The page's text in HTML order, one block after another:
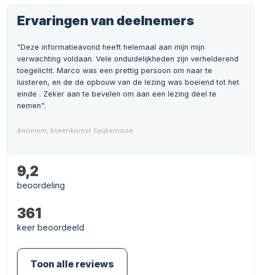
Ervaringen van deelnemers
"Deze informatieavond heeft helemaal aan mijn mijn
verwachting voldaan. Vele onduidelijkheden zijn verhelderend
toegelicht. Marco was een prettig persoon om naar te
luisteren, en de de opbouw van de lezing was boeiend tot het
einde . Zeker aan te bevelen om aan een lezing deel te
nemen".
Anoniem, bijeenkomst Spijkernisse
9,2
beoordeling
361
keer beoordeeld
Toon alle reviews